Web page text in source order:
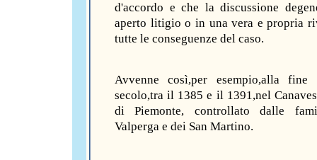
d'accordo e che la discussione
aperto litigio o in una vera e propria
tutte le conseguenze del caso.
Avvenne così,per esempio,alla
secolo,tra il 1385 e il 1391,nel
di Piemonte, controllato dalle
Valperga e dei San Martino.